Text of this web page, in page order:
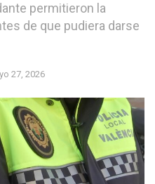
permitieron la
de que pudiera darse
27, 2026